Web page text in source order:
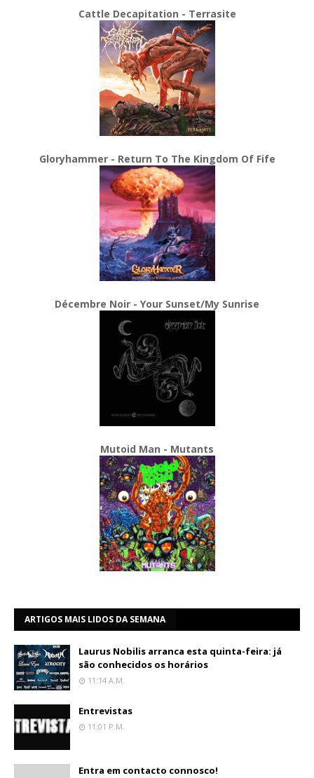
Cattle Decapitation - Terrasite
Gloryhammer - Return To The Kingdom Of Fife
Décembre Noir - Your Sunset/My Sunrise
Mutoid Man - Mutants
ARTIGOS MAIS LIDOS DA SEMANA
Laurus Nobilis arranca esta quinta-feira: já
são conhecidos os horários
11:14 A.m.
Entrevistas
11:01 P.m.
Entra em contacto connosco!